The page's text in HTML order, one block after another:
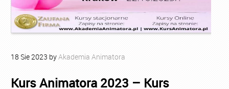
18 Sie2023 byAkademia Animatora
Kurs Animatora 2023 – Kurs